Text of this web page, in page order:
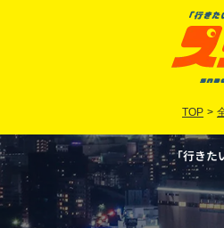
TOP >
「行きた